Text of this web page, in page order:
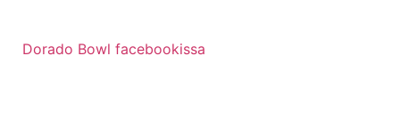
Dorado Bowl facebookissa